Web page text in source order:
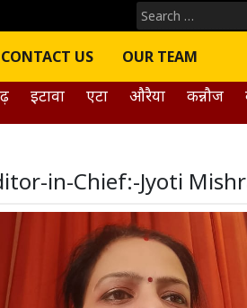
Search
for:
CONTACT US OUR TEAM
इटावा एटा औरैया कन्नौज
in-Chief:-Jyoti